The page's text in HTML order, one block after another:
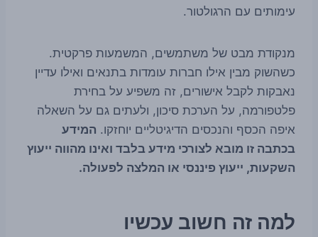
עימותים עם הרגולטור.
מנקודת מבט של משתמשים, המשמעות פרקטית.
כשהשוק מבין אילו חברות עומדות בתנאים ואילו עדיין
נאבקות לקבל אישורים, זה משפיע על בחירת
פלטפורמה, על הערכת סיכון, ולעתים גם על השאלה
איפה הכסף והנכסים הדיגיטליים יוחזקו. המידע
בכתבה זו מובא לצורכי מידע בלבד ואינו מהווה ייעוץ
השקעות, ייעוץ פיננסי או המלצה לפעולה.
למה זה חשוב עכשיו